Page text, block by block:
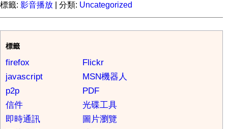
標籤: 影音播放 | 分類: Uncategorized
標籤
firefox
Flickr
javascript
MSN機器人
p2p
PDF
信件
光碟工具
即時通訊
圖片瀏覽